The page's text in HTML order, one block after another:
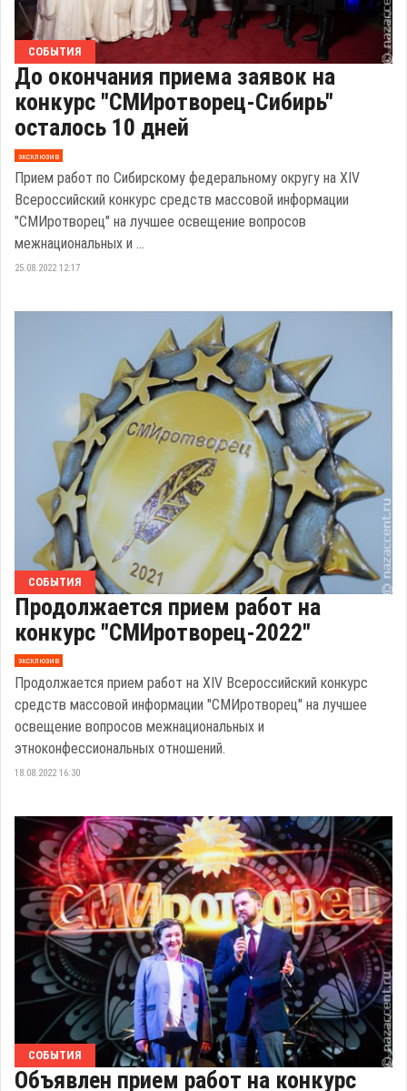
СОБЫТИЯ
До окончания приема заявок на
конкурс "СМИротворец-Сибирь"
осталось 10 дней
эксклюзив
Прием работ по Сибирскому федеральному округу на ХIV
Всероссийский конкурс средств массовой информации
"СМИротворец" на лучшее освещение вопросов
межнациональных и ...
25.08.2022 12:17
СОБЫТИЯ
Продолжается прием работ на
конкурс "СМИротворец-2022"
эксклюзив
Продолжается прием работ на ХIV Всероссийский конкурс
средств массовой информации "СМИротворец" на лучшее
освещение вопросов межнациональных и
этноконфессиональных отношений.
18.08.2022 16:30
СОБЫТИЯ
Объявлен прием работ на конкурс